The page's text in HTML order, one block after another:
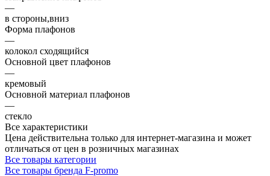
—
в стороны,вниз
Форма плафонов
—
колокол сходящийся
Основной цвет плафонов
—
кремовый
Основной материал плафонов
—
стекло
Все характеристики
Цена действительна только для интернет-магазина и может
отличаться от цен в розничных магазинах
Все товары категории
Все товары бренда F-promo